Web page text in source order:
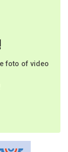
foto of video